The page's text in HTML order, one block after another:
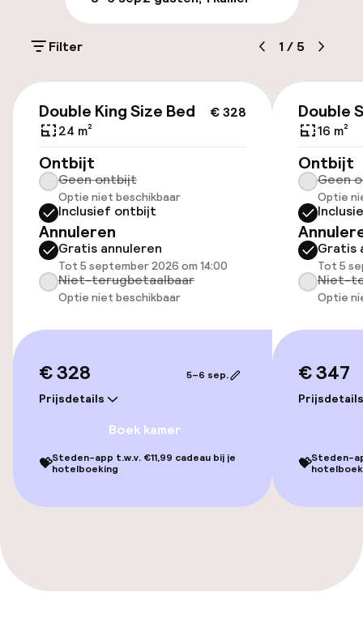
Openbaar parkeren
Toegankelijkheid
Overal rolstoeltoegankelijk
Lift
Entertainment
Betaalde wifi
Bar
Filter 1 / 5
€ 328
Double King Size Bed
24 m²
Ontbijt
Geen ontbijt
Optie niet beschikbaar
Inclusief ontbijt
Annuleren
Gratis annuleren
Tot 5 september 2026 om 14:00
Niet-terugbetaalbaar
Optie niet beschikbaar
€ 328
Prijsdetails
5–6 sep.
Boek kamer
💝Steden-app t.w.v. €11,99 cadeau bij je
hotelboeking
Double
16 m²
Ontbijt
Geen
Optie
Gratis
Tot 5
Niet-
Optie
€ 347
Prijsdetails
💝Steden-